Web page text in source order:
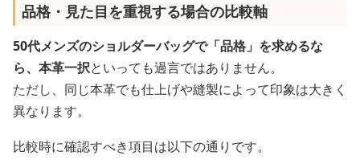
品格・見た目を重視する場合の比較軸
50代メンズのショルダーバッグで「品格」を求めるな
ら、本革一択といっても過言ではありません。
ただし、同じ本革でも仕上げや縫製によって印象は大きく
異なります。
比較時に確認すべき項目は以下の通りです。